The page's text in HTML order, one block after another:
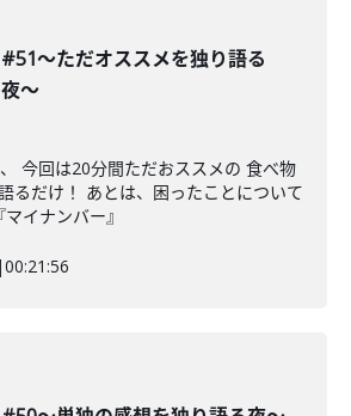
#51〜ただオススメを独り語る
夜〜
今回は20分間ただおススメの 食べ物
るだけ！ あとは、困ったことについて
イナンバー』
|00:21:56